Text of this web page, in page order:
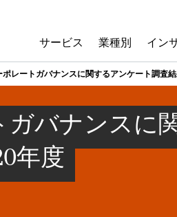
サービス 業種別 イン
ポレートガバナンスに関するアンケート調査
ガバナンスに
年度